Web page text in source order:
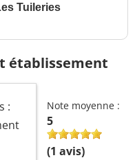
Tuileries
établissement
:
Note moyenne :
5
(1 avis)